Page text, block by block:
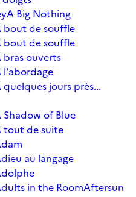
A Big Nothing
bout de souffle
bout de souffle
bras ouverts
l'abordage
jours près...
of Blue
tout de suite
au langage
in the RoomAftersun